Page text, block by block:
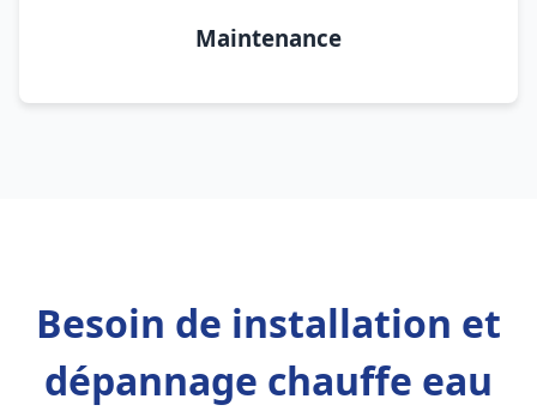
Maintenance
Besoin de installation et
dépannage chauffe eau